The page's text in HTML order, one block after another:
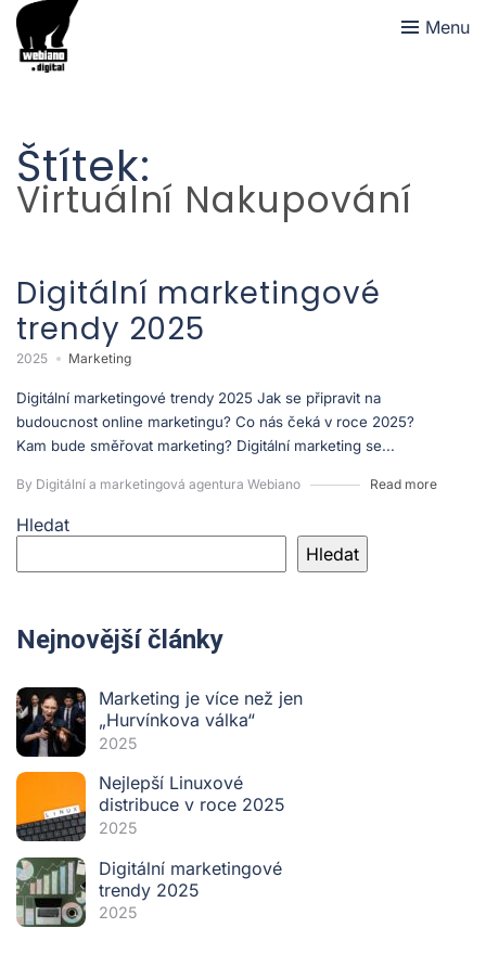
Menu
Štítek:
Virtuální Nakupování
Digitální marketingové
trendy 2025
2025 Marketing
Digitální marketingové trendy 2025 Jak se připravit na
budoucnost online marketingu? Co nás čeká v roce 2025?
Kam bude směřovat marketing? Digitální marketing se...
By Digitální a marketingová agentura Webiano Read more
Hledat
Hledat
Nejnovější články
Marketing je více než jen
„Hurvínkova válka“
2025
Nejlepší Linuxové
distribuce v roce 2025
2025
Digitální marketingové
trendy 2025
2025